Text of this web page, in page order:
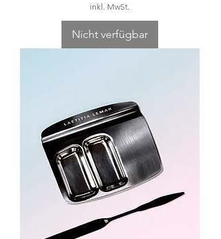
inkl. MwSt.
Nicht verfügbar